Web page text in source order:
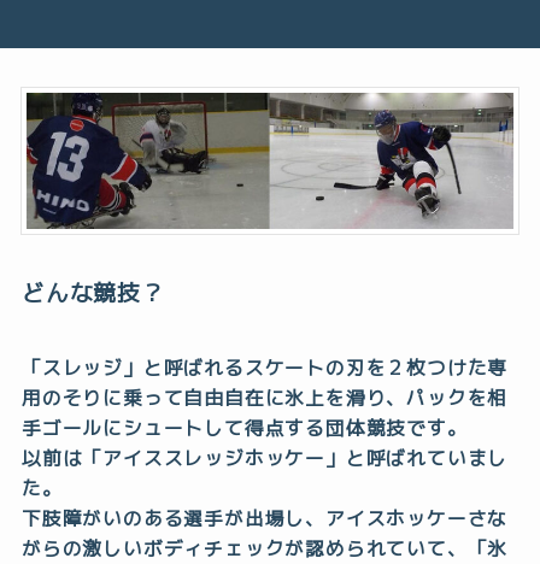
どんな競技？
「スレッジ」と呼ばれるスケートの刃を２枚つけた専
用のそりに乗って自由自在に氷上を滑り、パックを相
手ゴールにシュートして得点する団体競技です。
以前は「アイススレッジホッケー」と呼ばれていまし
た。
下肢障がいのある選手が出場し、アイスホッケーさな
がらの激しいボディチェックが認められていて、「氷